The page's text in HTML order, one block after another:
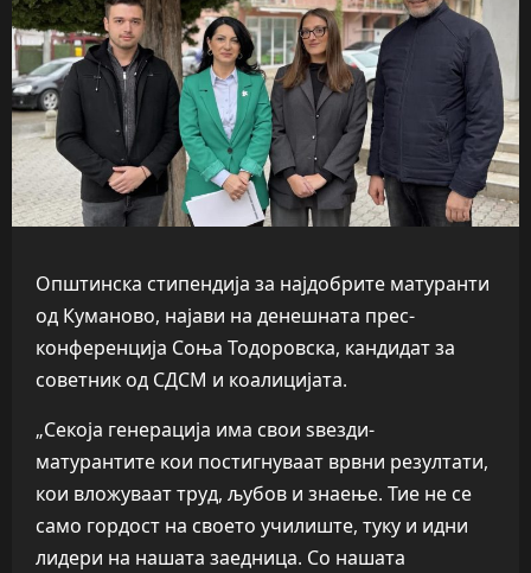
Општинска стипендија за најдобрите матуранти
од Куманово, најави на денешната прес-
конференција Соња Тодоровска, кандидат за
советник од СДСМ и коалицијата.
„Секоја генерација има свои ѕвезди-
матурантите кои постигнуваат врвни резултати,
кои вложуваат труд, љубов и знаење. Тие не се
само гордост на своето училиште, туку и идни
лидери на нашата заедница. Со нашата